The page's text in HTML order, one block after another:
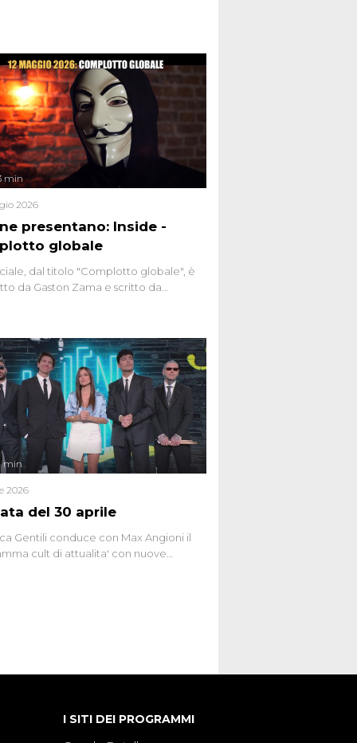
presentano: Inside -
globale
min
2026
dal titolo "Complotto globale", è
da Gaston Zama e scritto da
racconta l'universo delle narrazioni
dei sospetti globali e del
che negli ultimi anni hanno
network, talk show, piazze digitali
collettivo.
del 30 aprile
min
2026
Gentili conduce con Max Angioni il
cult di attualita' con nuove
I SITI DEI PROGRAMMI